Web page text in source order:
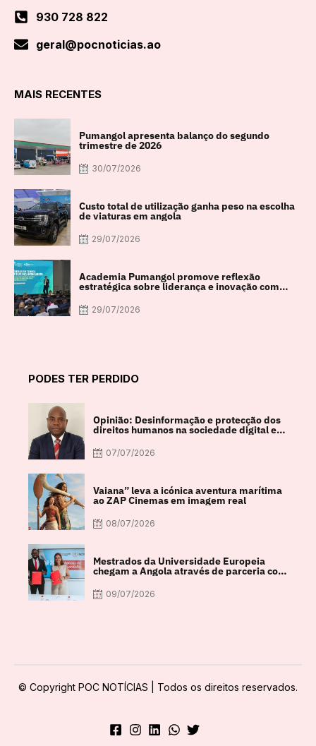
930 728 822
geral@pocnoticias.ao
MAIS RECENTES
Pumangol apresenta balanço do segundo
trimestre de 2026
30/07/2026
Custo total de utilização ganha peso na escolha
de viaturas em angola
29/07/2026
Academia Pumangol promove reflexão
estratégica sobre liderança e inovação com
29/07/2026
PODES TER PERDIDO
Opinião: Desinformação e protecção dos
direitos humanos na sociedade digital em
07/07/2026
Vaiana” leva a icónica aventura marítima
ao ZAP Cinemas em imagem real
08/07/2026
Mestrados da Universidade Europeia
chegam a Angola através de parceria com
09/07/2026
© Copyright POC NOTÍCIAS | Todos os direitos reservados.